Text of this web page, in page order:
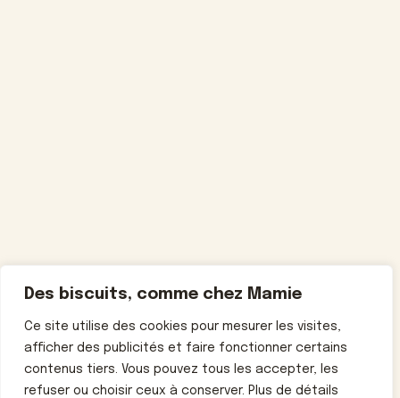
Des biscuits, comme chez Mamie
Ce site utilise des cookies pour mesurer les visites,
afficher des publicités et faire fonctionner certains
contenus tiers. Vous pouvez tous les accepter, les
refuser ou choisir ceux à conserver. Plus de détails